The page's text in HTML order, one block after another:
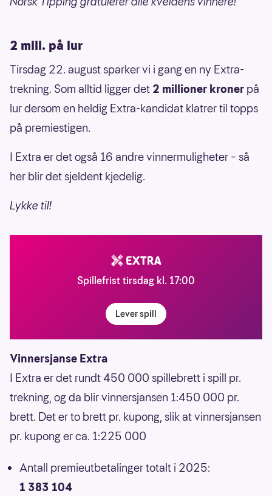
2 mill. på lur
Tirsdag 22. august sparker vi i gang en ny Extra-
trekning. Som alltid ligger det 2 millioner kroner på
lur dersom en heldig Extra-kandidat klatrer til topps
på premiestigen.
I Extra er det også 16 andre vinnermuligheter – så
her blir det sjeldent kjedelig.
Lykke til!
Spillefrist tirsdag kl. 17:00
Lever spill
Vinnersjanse Extra
I Extra er det rundt 450 000 spillebrett i spill pr.
trekning, og da blir vinnersjansen 1:450 000 pr.
brett. Det er to brett pr. kupong, slik at vinnersjansen
pr. kupong er ca. 1:225 000
Antall premieutbetalinger totalt i 2025:
1 383 104